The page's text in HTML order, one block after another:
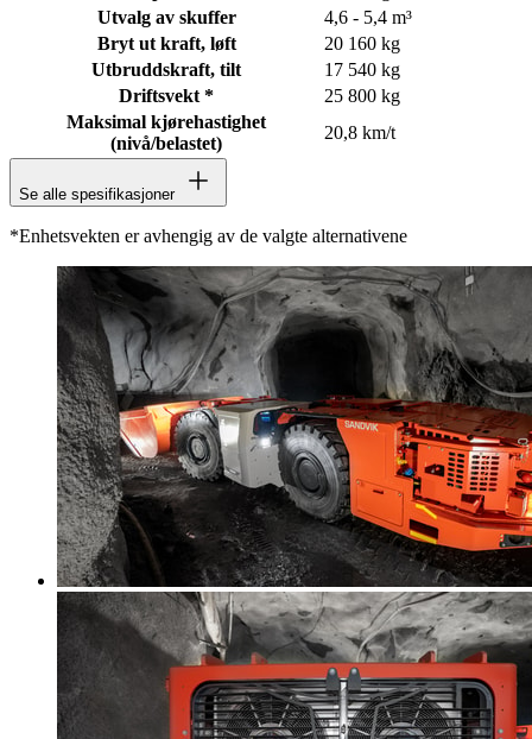
Utvalg av skuffer
4,6 - 5,4 m³
Bryt ut kraft, løft
20 160 kg
Utbruddskraft, tilt
17 540 kg
Driftsvekt *
25 800 kg
Maksimal kjørehastighet
(nivå/belastet)
20,8 km/t
Se alle spesifikasjoner
*Enhetsvekten er avhengig av de valgte alternativene